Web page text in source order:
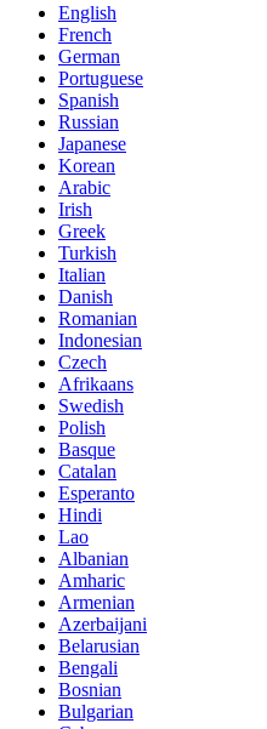
English
French
German
Portuguese
Spanish
Russian
Japanese
Korean
Arabic
Irish
Greek
Turkish
Italian
Danish
Romanian
Indonesian
Czech
Afrikaans
Swedish
Polish
Basque
Catalan
Esperanto
Hindi
Lao
Albanian
Amharic
Armenian
Azerbaijani
Belarusian
Bengali
Bosnian
Bulgarian